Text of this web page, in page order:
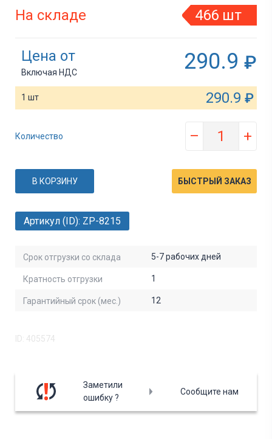
Артикул (ID): ZP-8215
Срок отгрузки со склада 5-7 рабочих дней
Кратность отгрузки 1
Гарантийный срок (мес.) 12
ID: 405574
На складе 466 шт
Цена от
Включая НДС 290.9 ₽
1 шт 290.9 ₽
Количество – +
В КОРЗИНУ БЫСТРЫЙ ЗАКАЗ
Заметили
ошибку ?
Сообщите нам